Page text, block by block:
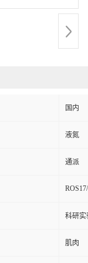
国内
液氮
通派
科研实
肌肉